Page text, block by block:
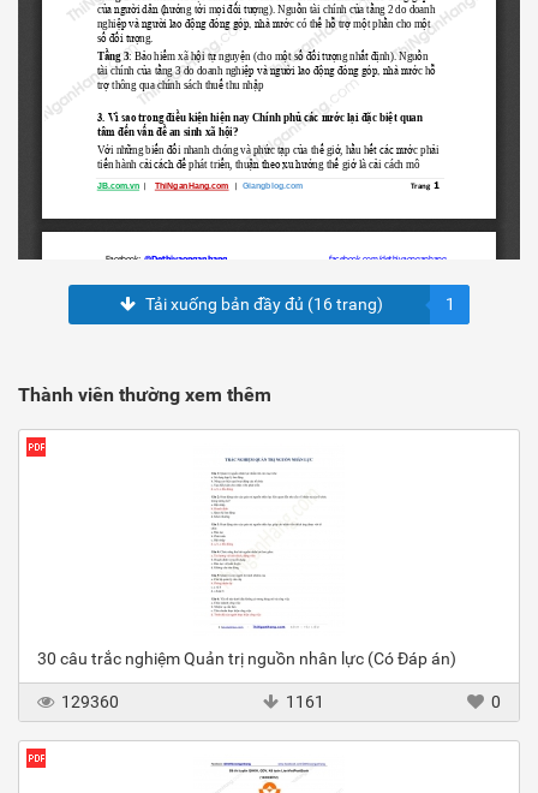
Tải xuống bản đầy đủ (16 trang) 1
Thành viên thường xem thêm
30 câu trắc nghiệm Quản trị nguồn nhân lực (Có Đáp án)
129360 1161 0